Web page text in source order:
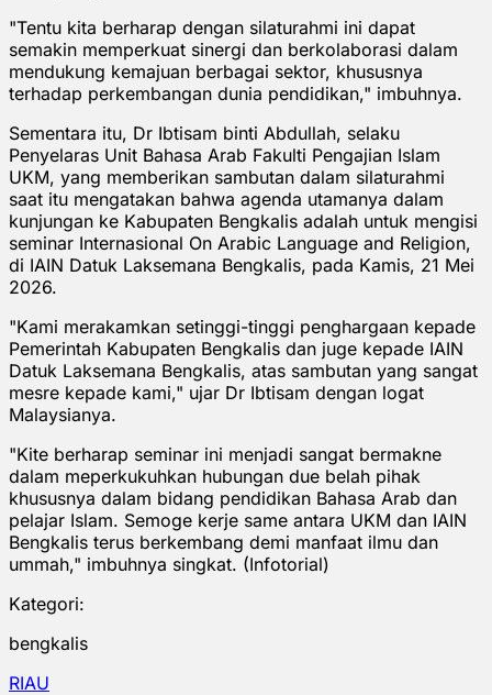
"Tentu kita berharap dengan silaturahmi ini dapat
semakin memperkuat sinergi dan berkolaborasi dalam
mendukung kemajuan berbagai sektor, khususnya
terhadap perkembangan dunia pendidikan," imbuhnya.
Sementara itu, Dr Ibtisam binti Abdullah, selaku
Penyelaras Unit Bahasa Arab Fakulti Pengajian Islam
UKM, yang memberikan sambutan dalam silaturahmi
saat itu mengatakan bahwa agenda utamanya dalam
kunjungan ke Kabupaten Bengkalis adalah untuk mengisi
seminar Internasional On Arabic Language and Religion,
di IAIN Datuk Laksemana Bengkalis, pada Kamis, 21 Mei
2026.
"Kami merakamkan setinggi-tinggi penghargaan kepade
Pemerintah Kabupaten Bengkalis dan juge kepade IAIN
Datuk Laksemana Bengkalis, atas sambutan yang sangat
mesre kepade kami," ujar Dr Ibtisam dengan logat
Malaysianya.
"Kite berharap seminar ini menjadi sangat bermakne
dalam meperkukuhkan hubungan due belah pihak
khususnya dalam bidang pendidikan Bahasa Arab dan
pelajar Islam. Semoge kerje same antara UKM dan IAIN
Bengkalis terus berkembang demi manfaat ilmu dan
ummah," imbuhnya singkat. (Infotorial)
Kategori:
bengkalis
RIAU